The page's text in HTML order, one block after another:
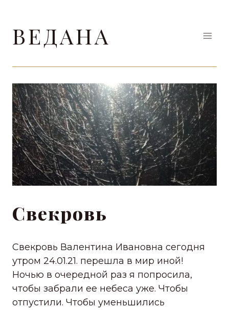
вмісту
ВЕДАНА
Свекровь
Свекровь Валентина Ивановна сегодня
утром 24.01.21. перешла в мир иной!
Ночью в очередной раз я попросила,
чтобы забрали ее небеса уже. Чтобы
отпустили. Чтобы уменьшились